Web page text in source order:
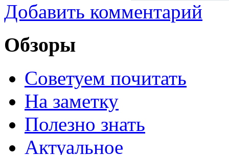
Добавить комментарий
Обзоры
Советуем почитать
На заметку
Полезно знать
Актуальное